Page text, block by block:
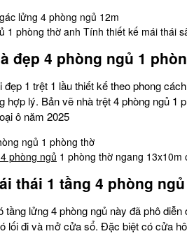
1 phòng thờ anh Tính thiết kế mái thái
đẹp 4 phòng ngủ 1
đẹp 1 trệt 1 lầu thiết kế theo phong
hợp lý. Bản vẽ nhà trệt 4 phòng ngủ
ô năm 2025
phòng ngủ 1 phòng thờ ngang 13x10m
thái 1 tầng 4 phòng
tầng lửng 4 phòng ngủ này đã phô
lối đi và mở cửa sổ. Đặc biệt có cửa